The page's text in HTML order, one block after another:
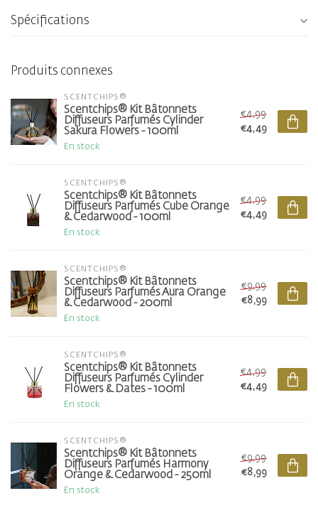
Spécifications
Produits connexes
SCENTCHIPS®
Scentchips® Kit Bâtonnets
Diffuseurs Parfumés Cylinder
Sakura Flowers - 100ml
En stock
€4,99
€4,49
SCENTCHIPS®
Scentchips® Kit Bâtonnets
Diffuseurs Parfumés Cube Orange
& Cedarwood - 100ml
En stock
€4,99
€4,49
SCENTCHIPS®
Scentchips® Kit Bâtonnets
Diffuseurs Parfumés Aura Orange
& Cedarwood - 200ml
En stock
€9,99
€8,99
SCENTCHIPS®
Scentchips® Kit Bâtonnets
Diffuseurs Parfumés Cylinder
Flowers & Dates - 100ml
En stock
€4,99
€4,49
SCENTCHIPS®
Scentchips® Kit Bâtonnets
Diffuseurs Parfumés Harmony
Orange & Cedarwood - 250ml
En stock
€9,99
€8,99